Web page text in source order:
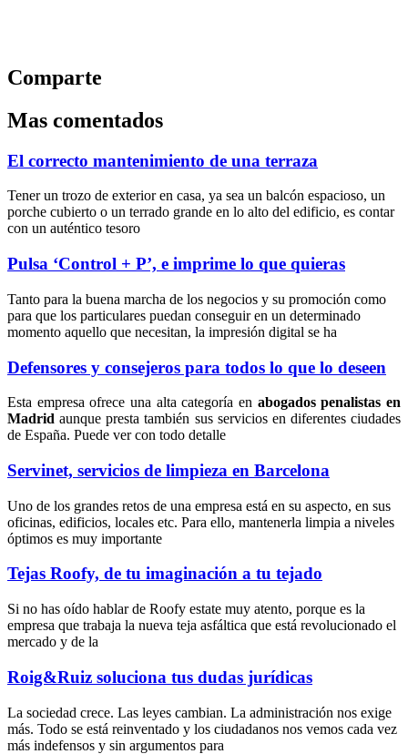
Comparte
Mas comentados
El correcto mantenimiento de una terraza
Tener un trozo de exterior en casa, ya sea un balcón espacioso, un
porche cubierto o un terrado grande en lo alto del edificio, es contar
con un auténtico tesoro
Pulsa ‘Control + P’, e imprime lo que quieras
Tanto para la buena marcha de los negocios y su promoción como
para que los particulares puedan conseguir en un determinado
momento aquello que necesitan, la impresión digital se ha
Defensores y consejeros para todos lo que lo deseen
Esta empresa ofrece una alta categoría en abogados penalistas en
Madrid aunque presta también sus servicios en diferentes ciudades
de España. Puede ver con todo detalle
Servinet, servicios de limpieza en Barcelona
Uno de los grandes retos de una empresa está en su aspecto, en sus
oficinas, edificios, locales etc. Para ello, mantenerla limpia a niveles
óptimos es muy importante
Tejas Roofy, de tu imaginación a tu tejado
Si no has oído hablar de Roofy estate muy atento, porque es la
empresa que trabaja la nueva teja asfáltica que está revolucionado el
mercado y de la
Roig&Ruiz soluciona tus dudas jurídicas
La sociedad crece. Las leyes cambian. La administración nos exige
más. Todo se está reinventado y los ciudadanos nos vemos cada vez
más indefensos y sin argumentos para